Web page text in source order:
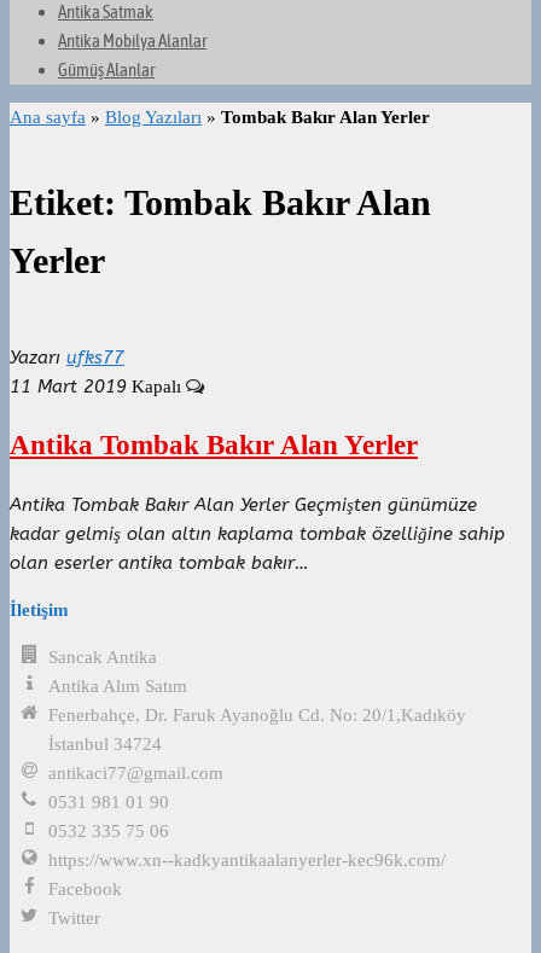
Antika Satmak
Antika Mobilya Alanlar
Gümüş Alanlar
Ana sayfa » Blog Yazıları » Tombak Bakır Alan Yerler
Etiket: Tombak Bakır Alan
Yerler
Yazarı ufks77
11 Mart 2019 Kapalı
Antika Tombak Bakır Alan Yerler
Antika Tombak Bakır Alan Yerler Geçmişten günümüze
kadar gelmiş olan altın kaplama tombak özelliğine sahip
olan eserler antika tombak bakır…
İletişim
Sancak Antika
Antika Alım Satım
Fenerbahçe, Dr. Faruk Ayanoğlu Cd. No: 20/1,Kadıköy
İstanbul 34724
antikaci77@gmail.com
0531 981 01 90
0532 335 75 06
https://www.xn--kadkyantikaalanyerler-kec96k.com/
Facebook
Twitter